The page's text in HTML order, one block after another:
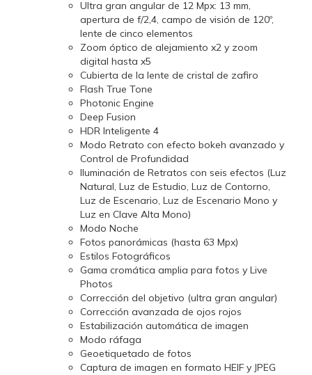
Ultra gran angular de 12 Mpx: 13 mm,
apertura de f/2,4, campo de visión de 120º,
lente de cinco elementos
Zoom óptico de alejamiento x2 y zoom
digital hasta x5
Cubierta de la lente de cristal de zafiro
Flash True Tone
Photonic Engine
Deep Fusion
HDR Inteligente 4
Modo Retrato con efecto bokeh avanzado y
Control de Profundidad
Iluminación de Retratos con seis efectos (Luz
Natural, Luz de Estudio, Luz de Contorno,
Luz de Escenario, Luz de Escenario Mono y
Luz en Clave Alta Mono)
Modo Noche
Fotos panorámicas (hasta 63 Mpx)
Estilos Fotográficos
Gama cromática amplia para fotos y Live
Photos
Corrección del objetivo (ultra gran angular)
Corrección avanzada de ojos rojos
Estabilización automática de imagen
Modo ráfaga
Geoetiquetado de fotos
Captura de imagen en formato HEIF y JPEG